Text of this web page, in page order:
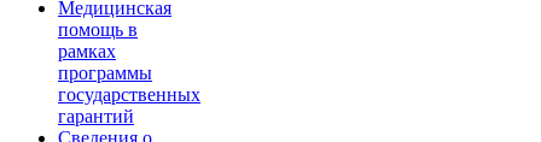
Медицинская
помощь в
рамках
программы
государственных
гарантий